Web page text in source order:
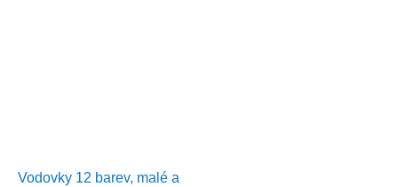
Vodovky 12 barev, malé a